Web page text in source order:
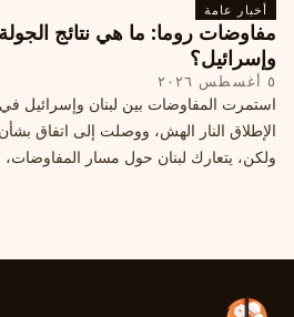
أخبار عامة
مفاوضات روما: ما هي نتائج الجولة
وإسرائيل؟
٥ أغسطس ٢٠٢٦
استمرت المفاوضات بين لبنان وإسرائيل
الإطلاق النار الهش، ووصلت إلى اتفاق
ولكن، يتعارك لبنان حول مسار